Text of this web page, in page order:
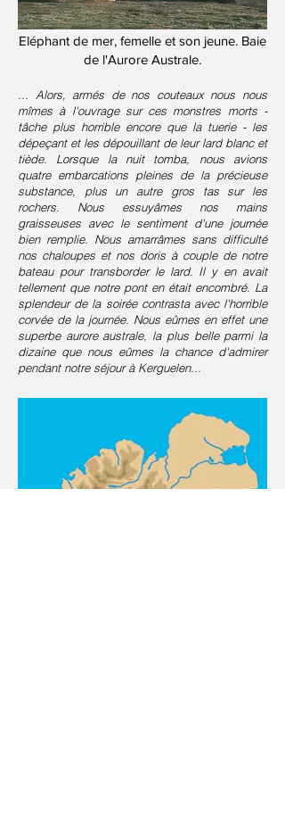
Eléphant de mer, femelle et son jeune. Baie
de l'Aurore Australe.
... Alors, armés de nos couteaux nous nous
mîmes à l'ouvrage sur ces monstres morts -
tâche plus horrible encore que la tuerie - les
dépeçant et les dépouillant de leur lard blanc et
tiède. Lorsque la nuit tomba, nous avions
quatre embarcations pleines de la précieuse
substance, plus un autre gros tas sur les
rochers. Nous essuyâmes nos mains
graisseuses avec le sentiment d'une journée
bien remplie. Nous amarrâmes sans difficulté
nos chaloupes et nos doris à couple de notre
bateau pour transborder le lard. Il y en avait
tellement que notre pont en était encombré. La
splendeur de la soirée contrasta avec l'horrible
corvée de la journée. Nous eûmes en effet une
superbe aurore australe, la plus belle parmi la
dizaine que nous eûmes la chance d'admirer
pendant notre séjour à Kerguelen...